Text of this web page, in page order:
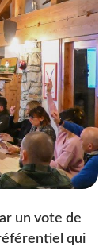
un vote de
qui